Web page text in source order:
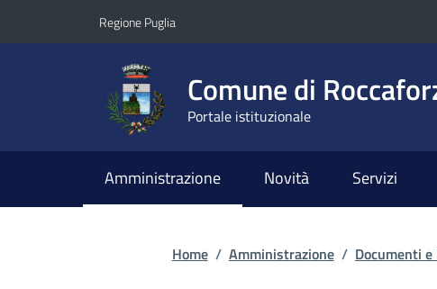
Regione Puglia
Comune di
Portale istituzionale
Amministrazione Novità Servizi
Home / Amministrazione / Documenti e